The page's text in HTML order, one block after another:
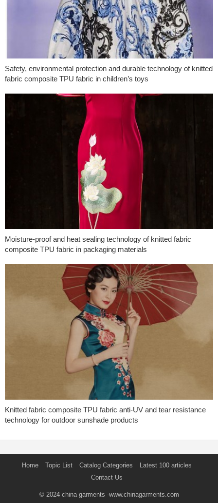
Safety, environmental protection and durable technology of knitted
fabric composite TPU fabric in children’s toys
Moisture-proof and heat sealing technology of knitted fabric
composite TPU fabric in packaging materials
Knitted fabric composite TPU fabric anti-UV and tear resistance
technology for outdoor sunshade products
Home Topic List Catalog Categories
Latest 100 articles
Contact Us
© 2024 china garments -www.chinagarments.com